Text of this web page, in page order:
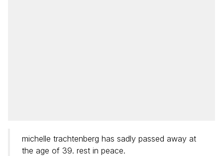
michelle trachtenberg has sadly passed away at
the age of 39. rest in peace.